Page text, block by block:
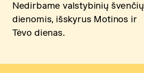
Nedirbame valstybinių švenčių
dienomis, išskyrus Motinos ir
Tėvo dienas.